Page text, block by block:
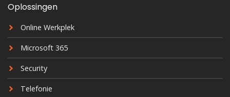
Oplossingen
Online Werkplek
Microsoft 365
Security
Telefonie